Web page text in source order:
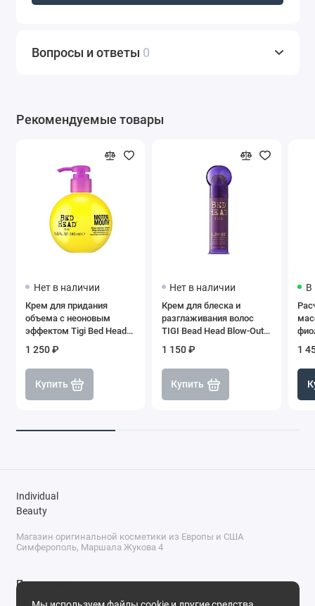
Вопросы и ответы 0
Рекомендуемые товары
Нет в наличии
Крем для придания
объема с неоновым
эффектом Tigi Bed Head
Motor Mouth, 240 мл
1 250 ₽
Купить
Нет в наличии
Крем для блеска и
разглаживания волос
TIGI Bead Head Blow-Out,
100 мл
1 150 ₽
Купить
В
1
Individual
Beauty
Магазин оригинальной косметики из Европы и США
Симферополь, Маршала Жукова 4
Поддержка